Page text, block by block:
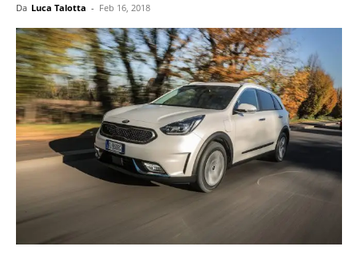
Da Luca Talotta - Feb 16, 2018